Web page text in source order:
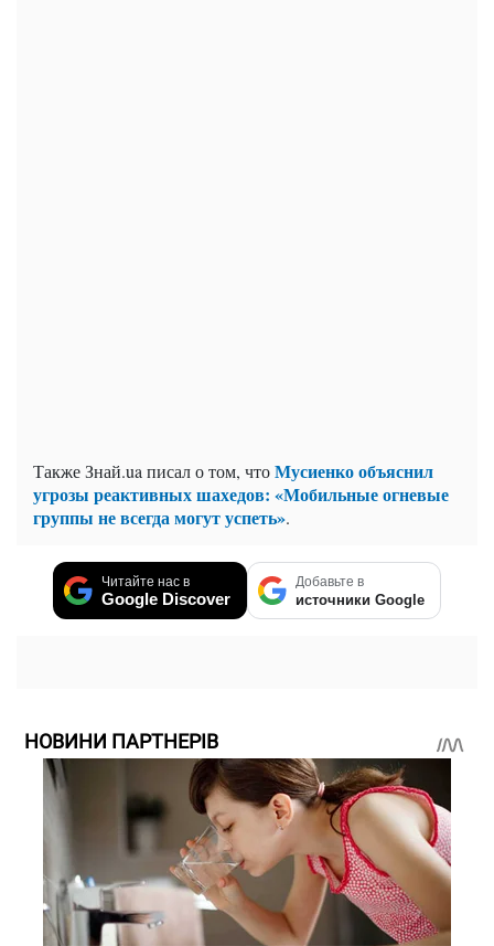
Также Знай.ua писал о том, чтоМусиенко объяснил
угрозы реактивных шахедов: «Мобильные огневые
группы не всегда могут успеть».
Читайте нас в
Google Discover
Добавьте в
источники Google
НОВИНИ ПАРТНЕРІВ